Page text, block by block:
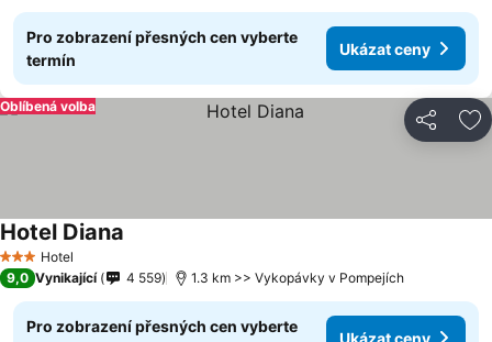
Pro zobrazení přesných cen vyberte
termín
Ukázat ceny
Sdílet
Oblíbená volba
3 Počet hvězdiček
Hotel
Hotel Diana
9,0 Vynikající 4 559 1.3 km >> Vykopávky v Pompejích
Pro zobrazení přesných cen vyberte
Ukázat ceny